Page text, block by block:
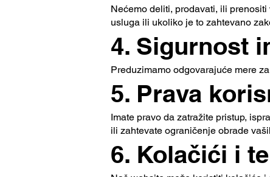
Nećemo deliti, prodavati, ili
usluga ili ukoliko je to zahtevano
4. Sigurnost
Preduzimamo odgovarajuće mere
5. Prava
Imate pravo da zatražite pristup,
ili zahtevate ograničenje obrade
6. Kolačići i